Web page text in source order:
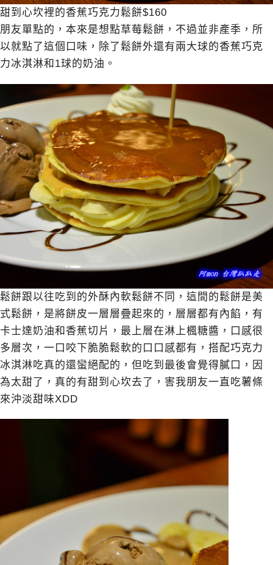
甜到心坎裡的香蕉巧克力鬆餅$160
朋友單點的，本來是想點草莓鬆餅，不過並非產季，所
以就點了這個口味，除了鬆餅外還有兩大球的香蕉巧克
力冰淇淋和1球的奶油。
鬆餅跟以往吃到的外酥內軟鬆餅不同，這間的鬆餅是美
式鬆餅，是將餅皮一層層疊起來的，層層都有內餡，有
卡士達奶油和香蕉切片，最上層在淋上楓糖醬，口感很
多層次，一口咬下脆脆鬆軟的口口感都有，搭配巧克力
冰淇淋吃真的還蠻絕配的，但吃到最後會覺得膩口，因
為太甜了，真的有甜到心坎去了，害我朋友一直吃薯條
來沖淡甜味XDD